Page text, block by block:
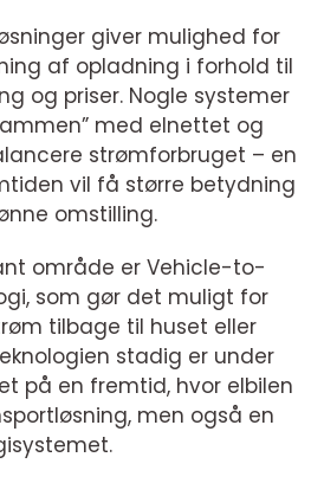
giver mulighed for
af opladning i forhold til
og priser. Nogle systemer
med elnettet og
strømforbruget – en
vil få større betydning
omstilling.
område er Vehicle-to-
som gør det muligt for
tilbage til huset eller
stadig er under
på en fremtid, hvor elbilen
men også en